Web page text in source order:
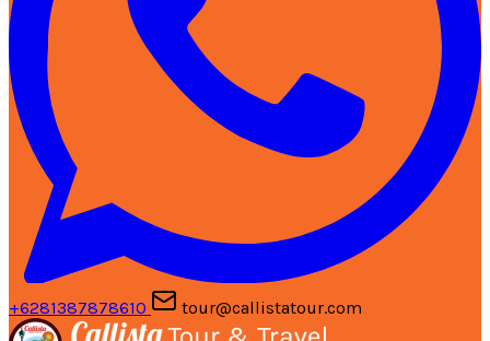
+6281387878610 tour@callistatour.com